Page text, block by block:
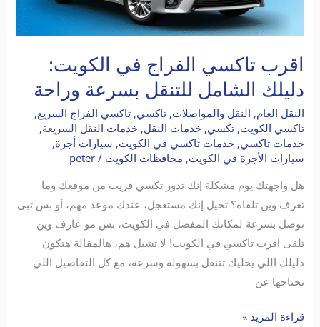
اقرب تاكسي الفراج في الكويت:
دليلك الشامل للتنقل بسرعة وراحة
النقل العام, النقل والمواصلات,تاكسي,تاكسي الفراج السريع,
تاكسي الكويت,تكسي,خدمات النقل,خدمات النقل السريعة,
خدمات تاكسي,خدمات تاكسي في الكويت, سيارات أجرة,
سيارات الأجرة في الكويت, محافظات الكويت /
peter
هل واجهتك يوم مشكلة إنك تدور تكسي قريب من موقعك وما
تعرف وين تلقاه؟ تخيل إنك مستعجل، عندك موعد مهم، أو بس تبي
توصل بسرعة لمكانك المفضل في الكويت، بس مو عارف وين
تلقى اقرب تاكسي في الكويت! لا تشيل هم، هالمقالة هتكون
دليلك اللي يخليك تتنقل بسهولة وسرعة، مع كل التفاصيل اللي
تحتاجها عن
قراءة المزيد »